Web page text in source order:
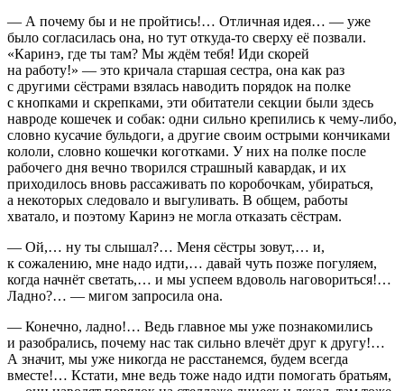
— А почему бы и не пройтись!… Отличная идея… — уже
было согласилась она, но тут откуда-то сверху её позвали.
«Каринэ, где ты там? Мы ждём тебя! Иди скорей
на работу!» — это кричала старшая сестра, она как раз
с другими сёстрами взялась наводить порядок на полке
с кнопками и скрепками, эти обитатели секции были здесь
навроде кошечек и собак: одни сильно крепились к чему-либо,
словно кусачие бульдоги, а другие своим острыми кончиками
кололи, словно кошечки коготками. У них на полке после
рабочего дня вечно творился страшный кавардак, и их
приходилось вновь рассаживать по коробочкам, убираться,
а некоторых следовало и выгуливать. В общем, работы
хватало, и поэтому Каринэ не могла отказать сёстрам.
— Ой,… ну ты слышал?… Меня сёстры зовут,… и,
к сожалению, мне надо идти,… давай чуть позже погуляем,
когда начнёт светать,… и мы успеем вдоволь наговориться!…
Ладно?… — мигом запросила она.
— Конечно, ладно!… Ведь главное мы уже познакомились
и разобрались, почему нас так сильно влечёт друг к другу!…
А значит, мы уже никогда не расстанемся, будем всегда
вместе!… Кстати, мне ведь тоже надо идти помогать братьям,